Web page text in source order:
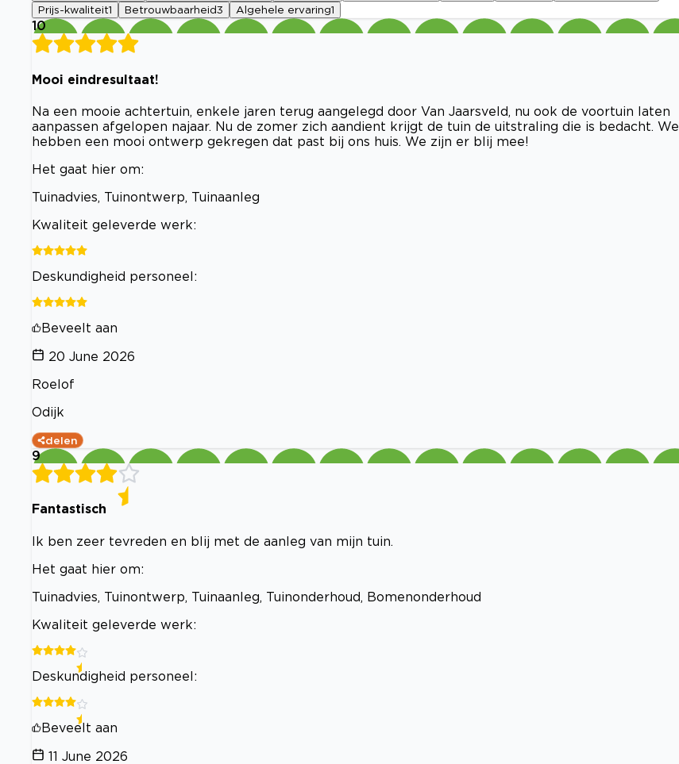
Prijs-kwaliteit1 Betrouwbaarheid3 Algehele ervaring1
10
Mooi eindresultaat!
Na een mooie achtertuin, enkele jaren terug aangelegd door Van Jaarsveld, nu ook de voortuin laten
aanpassen afgelopen najaar. Nu de zomer zich aandient krijgt de tuin de uitstraling die is bedacht. We
hebben een mooi ontwerp gekregen dat past bij ons huis. We zijn er blij mee!
Het gaat hier om:
Tuinadvies, Tuinontwerp, Tuinaanleg
Kwaliteit geleverde werk:
Deskundigheid personeel:
Beveelt aan
20 June 2026
Roelof
Odijk
delen
9
Fantastisch
Ik ben zeer tevreden en blij met de aanleg van mijn tuin.
Het gaat hier om:
Tuinadvies, Tuinontwerp, Tuinaanleg, Tuinonderhoud, Bomenonderhoud
Kwaliteit geleverde werk:
Deskundigheid personeel:
Beveelt aan
11 June 2026